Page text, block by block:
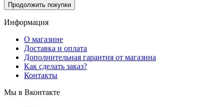
Продолжить покупки
Информация
О магазине
Доставка и оплата
Дополнительная гарантия от магазина
Как сделать заказ?
Контакты
Мы в Вконтакте